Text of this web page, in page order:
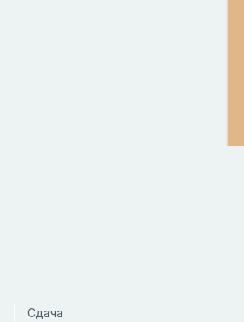
Сдача